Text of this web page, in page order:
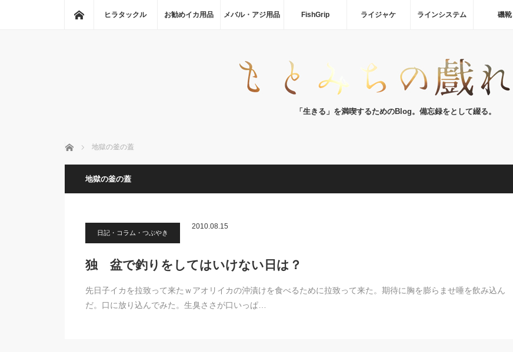
ホーム
ヒラタックル お勧めイカ用品 メバル・アジ用品 FishGrip ライジャケ ラインシステム 磯靴
「生きる」を満喫するためのBlog。備忘録をとして綴る。
ホーム 地獄の釜の蓋
地獄の釜の蓋
日記・コラム・つぶやき
2010.08.15
独 盆で釣りをしてはいけない日は？
先日子イカを拉致って来たｗアオリイカの沖漬けを食べるために拉致って来た。期待に胸を膨らませ唾を飲み込ん
だ。口に放り込んでみた。生臭ささが口いっぱ…